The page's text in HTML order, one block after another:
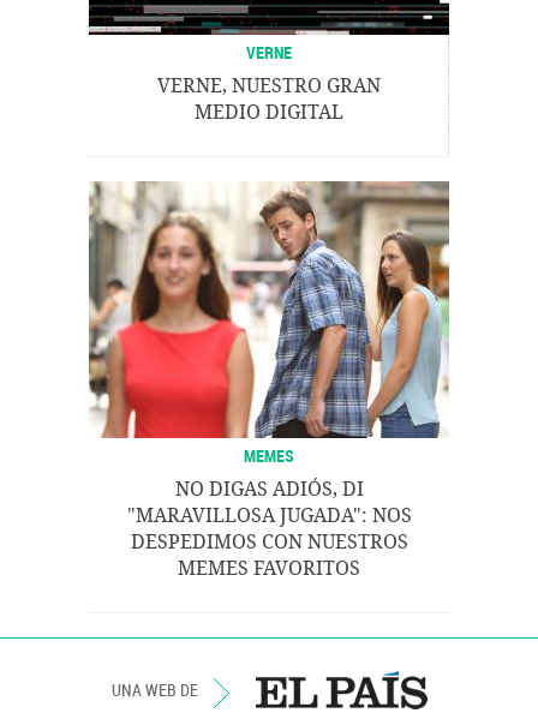
VERNE
VERNE, NUESTRO GRAN
MEDIO DIGITAL
MEMES
NO DIGAS ADIÓS, DI
"MARAVILLOSA JUGADA": NOS
DESPEDIMOS CON NUESTROS
MEMES FAVORITOS
UNA WEB DE